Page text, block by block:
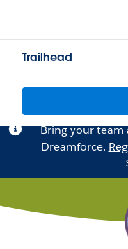
Trailhead
Bring your team
Dreamforce.